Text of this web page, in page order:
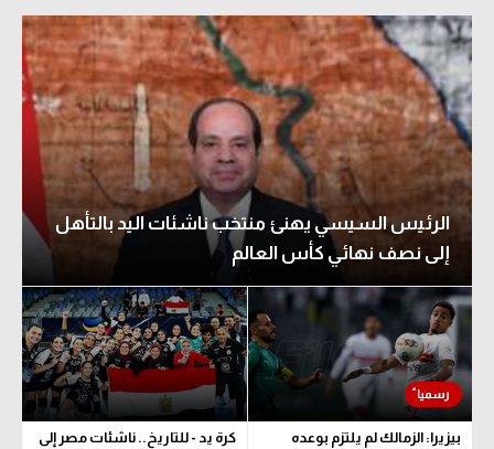
الرئيس السيسي يهنئ منتخب ناشئات اليد بالتأهل
إلى نصف نهائي كأس العالم
بيزيرا: الزمالك لم يلتزم بوعده
كرة يد - للتاريخ.. ناشئات مصر إلى